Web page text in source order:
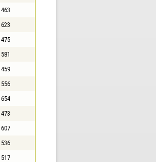
463
623
475
581
459
556
654
473
607
536
517